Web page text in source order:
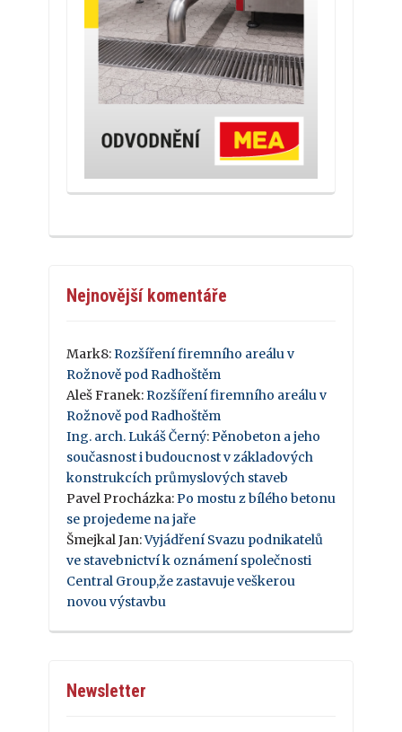
Nejnovější komentáře
Mark8: Rozšíření firemního areálu v
Rožnově pod Radhoštěm
Aleš Franek: Rozšíření firemního areálu v
Rožnově pod Radhoštěm
Ing. arch. Lukáš Černý: Pěnobeton a jeho
současnost i budoucnost v základových
konstrukcích průmyslových staveb
Pavel Procházka: Po mostu z bílého betonu
se projedeme na jaře
Šmejkal Jan:Vyjádření Svazu podnikatelů
ve stavebnictví k oznámení společnosti
Central Group,že zastavuje veškerou
novou výstavbu
Newsletter